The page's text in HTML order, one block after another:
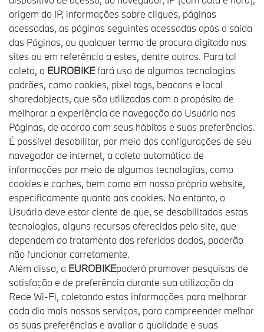
origem do IP, informações sobre cliques, páginas
acessadas, as páginas seguintes acessadas após a saída
das Páginas, ou qualquer termo de procura digitado nos
sites ou em referência a estes, dentre outros. Para tal
coleta, a EUROBIKEfará uso de algumas tecnologias
padrões, como cookies, pixel tags, beacons e local
sharedobjects, que são utilizadas com o propósito de
melhorar a experiência de navegação do Usuário nas
Páginas, de acordo com seus hábitos e suas preferências.
É possível desabilitar, por meio das configurações de seu
navegador de internet, a coleta automática de
informações por meio de algumas tecnologias, como
cookies e caches, bem como em nosso próprio website,
especificamente quanto aos cookies. No entanto, o
Usuário deve estar ciente de que, se desabilitadas estas
tecnologias, alguns recursos oferecidos pelo site, que
dependem do tratamento dos referidos dados, poderão
não funcionar corretamente.
Além disso, a EUROBIKEpoderá promover pesquisas de
satisfação e de preferência durante sua utilização da
Rede Wi-Fi, coletando estas informações para melhorar
cada dia mais nossos serviços, para compreender melhor
as suas preferências e avaliar a qualidade e suas